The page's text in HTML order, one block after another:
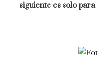
siguiente es solo